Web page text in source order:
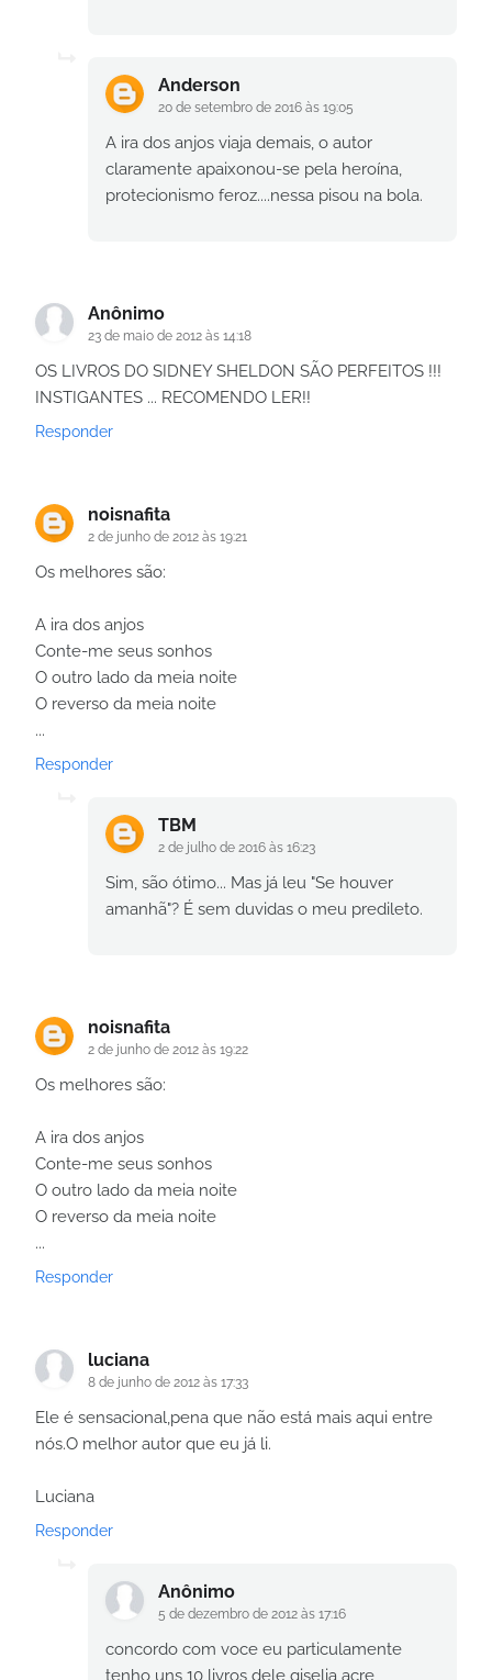
Anderson
20 de setembro de 2016 às 19:05
A ira dos anjos viaja demais, o autor
claramente apaixonou-se pela heroína,
protecionismo feroz....nessa pisou na bola.
Anônimo
23 de maio de 2012 às 14:18
OS LIVROS DO SIDNEY SHELDON SÃO PERFEITOS !!!
INSTIGANTES ... RECOMENDO LER!!
Responder
noisnafita
2 de junho de 2012 às 19:21
Os melhores são:
A ira dos anjos
Conte-me seus sonhos
O outro lado da meia noite
O reverso da meia noite
...
Responder
TBM
2 de julho de 2016 às 16:23
Sim, são ótimo... Mas já leu "Se houver
amanhã"? É sem duvidas o meu predileto.
noisnafita
2 de junho de 2012 às 19:22
Os melhores são:
A ira dos anjos
Conte-me seus sonhos
O outro lado da meia noite
O reverso da meia noite
...
Responder
luciana
8 de junho de 2012 às 17:33
Ele é sensacional,pena que não está mais aqui entre
nós.O melhor autor que eu já li.
Luciana
Responder
Anônimo
5 de dezembro de 2012 às 17:16
concordo com voce eu particulamente
tenho uns 10 livros dele giselia acre